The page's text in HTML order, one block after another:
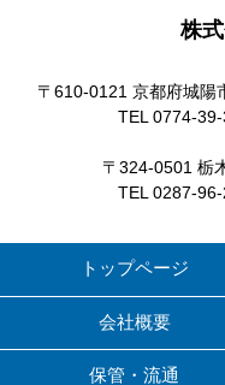
株
〒610-0121 京都府城陽
TEL 0774-
〒324-0501 栃
TEL 0287-
トップページ
会社概要
保管・流通